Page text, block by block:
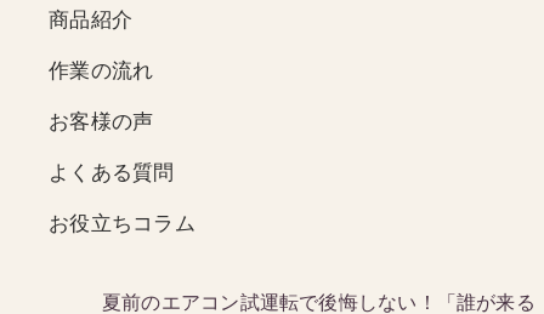
商品紹介
作業の流れ
お客様の声
よくある質問
お役立ちコラム
夏前のエアコン試運転で後悔しない！「誰が来る